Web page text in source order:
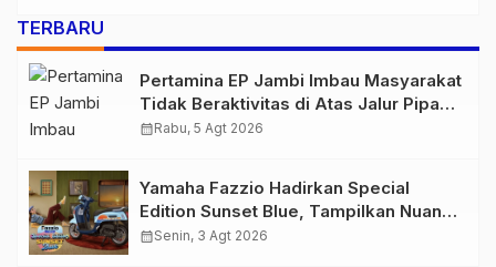
TERBARU
Pertamina EP Jambi Imbau Masyarakat
Tidak Beraktivitas di Atas Jalur Pipa
Migas Demi Keselamatan Bersama
calendar_monthRabu, 5 Agt 2026
Yamaha Fazzio Hadirkan Special
Edition Sunset Blue, Tampilkan Nuansa
Retro Summer yang Semakin Skena
calendar_monthSenin, 3 Agt 2026